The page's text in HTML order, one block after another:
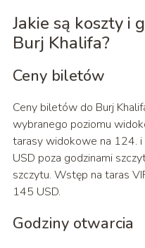
Jakie są koszty i
Burj Khalifa?
Ceny biletów
Ceny biletów do Burj
wybranego poziomu
tarasy widokowe na 124.
USD poza godzinami
szczytu. Wstęp na taras
145 USD.
Godziny otwarcia